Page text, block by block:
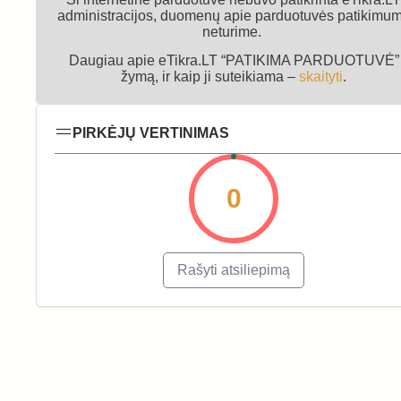
administracijos, duomenų apie parduotuvės
neturime.
Daugiau apie eTikra.LT “PATIKIMA PARDUOTUVĖ”
žymą, ir kaip ji suteikiama – skaityti.
PIRKĖJŲ VERTINIMAS
0
Rašyti atsiliepimą